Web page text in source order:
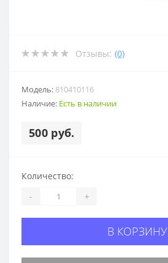
Отзывы: (0)
Модель: 810410116
Наличие: Есть в наличии
500 руб.
Количество:
- +
В КОРЗИНУ